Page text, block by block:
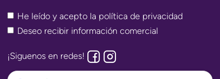
He leído y acepto la política de privacidad
Deseo recibir información comercial
¡Siguenos en redes!